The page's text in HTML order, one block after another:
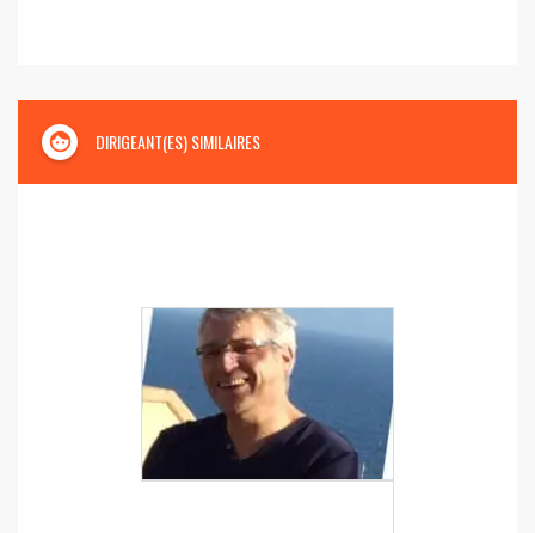
face DIRIGEANT(ES) SIMILAIRES